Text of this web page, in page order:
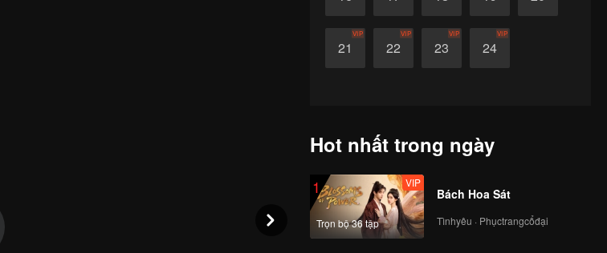
21
VIP
22
VIP
23
VIP
24
VIP
Hot nhất trong ngày
1
Trọn bộ 36 tập
VIP
Bách Hoa Sát
Tìnhyêu · Phụctrangcổđại